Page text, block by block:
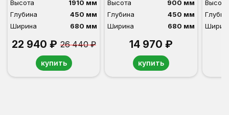
Высота
1910 мм
Глубина
450 мм
Ширина
680 мм
22 940 ₽ 26 440 ₽
купить
Высота
900 мм
Глубина
450 мм
Ширина
680 мм
14 970 ₽
купить
Высота